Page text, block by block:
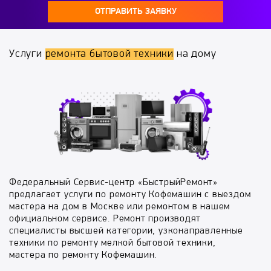
ОТПРАВИТЬ ЗАЯВКУ
Услуги ремонта бытовой техники на дому
Федеральный Сервис-центр «БыстрыйРемонт»
предлагает услуги по ремонту Кофемашин с выездом
мастера на дом в Москве или ремонтом в нашем
официальном сервисе. Ремонт производят
специалисты высшей категории, узконаправленные
техники по ремонту мелкой бытовой техники,
мастера по ремонту Кофемашин.